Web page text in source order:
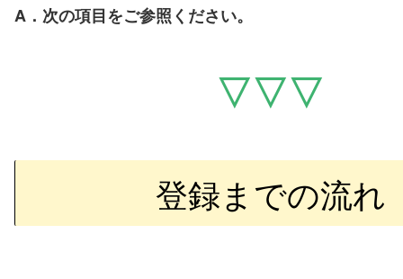
A．次の項目をご参照ください。
▽▽▽
登録までの流れ